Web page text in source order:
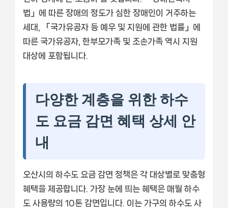
법」에 따른 장애의 정도가 심한 장애인이 거주하는
세대, 「국가유공자 등 예우 및 지원에 관한 법률」에
따른 국가유공자, 한부모가족 및 조손가족 역시 지원
대상에 포함됩니다.
다양한 계층을 위한 하수
도 요금 감면 혜택 상세 안
내
오산시의 하수도 요금 감면 정책은 각 대상별로 맞춤형
혜택을 제공합니다. 가장 눈에 띄는 혜택은 매월 하수
도 사용량의 10톤 감면입니다. 이는 가구의 하수도 사